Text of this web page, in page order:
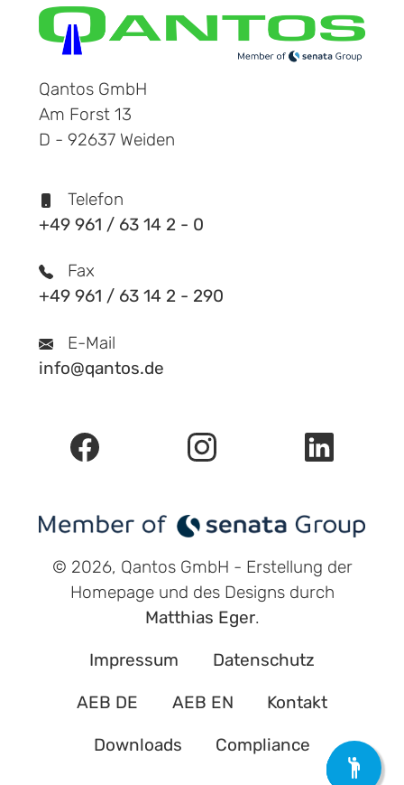
Qantos GmbH
Am Forst 13
D - 92637 Weiden
Telefon
+49 961 / 63 14 2 - 0
Fax
+49 961 / 63 14 2 - 290
E-Mail
info@qantos.de
© 2026, Qantos GmbH - Erstellung der
Homepage und des Designs durch
Matthias Eger.
Impressum Datenschutz
AEB DE AEB EN Kontakt
Downloads
Compliance
+
-